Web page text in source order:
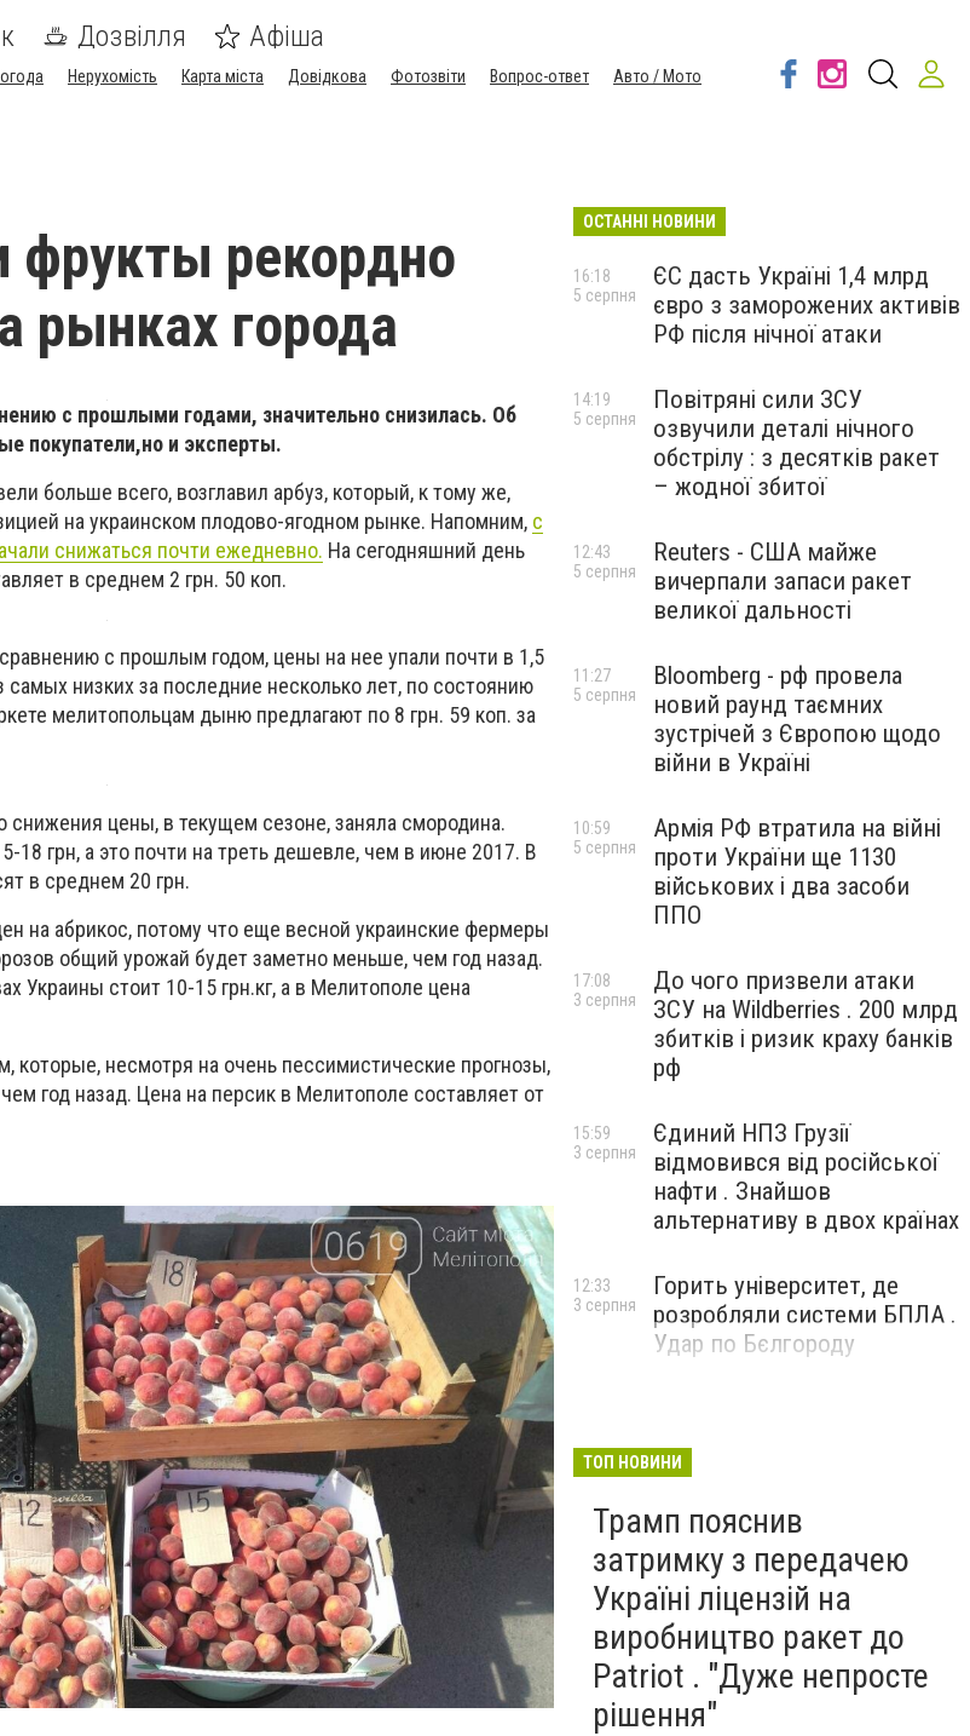
Дозвілля Афіша
Нерухомість Карта міста Довідкова Фотозвіти Вопрос-ответ
Авто / Мото
фрукты рекордно
рынках города
с прошлыми годами, значительно снизилась. Об
покупатели,но и эксперты.
больше всего, возглавил арбуз, который, к тому же,
на украинском плодово-ягодном рынке. Напомним, с
снижаться почти ежедневно. На сегодняшний день
в среднем 2 грн. 50 коп.
с прошлым годом, цены на нее упали почти в 1,5
низких за последние несколько лет, по состоянию
мелитопольцам дыню предлагают по 8 грн. 59 коп. за
снижения цены, в текущем сезоне, заняла смородина.
18 грн, а это почти на треть дешевле, чем в июне 2017. В
в среднем 20 грн.
на абрикос, потому что еще весной украинские фермеры
общий урожай будет заметно меньше, чем год назад.
Украины стоит 10-15 грн.кг, а в Мелитополе цена
которые, несмотря на очень пессимистические прогнозы,
год назад. Цена на персик в Мелитополе составляет от
ОСТАННІ НОВИНИ
ЄС дасть Україні 1,4 млрд
євро з заморожених активів
РФ після нічної атаки
16:18
5 серпня
Повітряні сили ЗСУ
озвучили деталі нічного
обстрілу : з десятків ракет
– жодної збитої
14:19
5 серпня
Reuters - США майже
вичерпали запаси ракет
великої дальності
12:43
5 серпня
Bloomberg - рф провела
новий раунд таємних
зустрічей з Європою щодо
війни в Україні
11:27
5 серпня
Армія РФ втратила на війні
проти України ще 1130
військових і два засоби
ППО
10:59
5 серпня
До чого призвели атаки
ЗСУ на Wildberries . 200 млрд
збитків і ризик краху банків
рф
17:08
3 серпня
Єдиний НПЗ Грузії
відмовився від російської
нафти . Знайшов
альтернативу в двох країнах
15:59
3 серпня
Горить університет, де
розробляли системи БПЛА .
Удар по Бєлгороду
12:33
3 серпня
ТОП НОВИНИ
Трамп пояснив
затримку з передачею
Україні ліцензій на
виробництво ракет до
Patriot . "Дуже непросте
рішення"